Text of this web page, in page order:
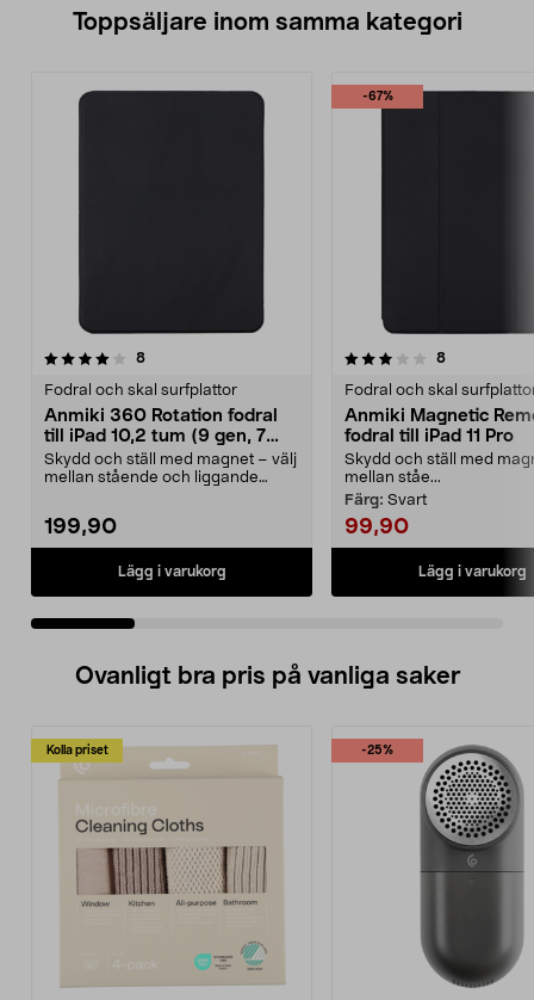
Toppsäljare inom samma kategori
8recensioner
Fodral och skal surfplattor
Anmiki 360 Rotation fodral
till iPad 10,2 tum (9 gen, 7
gen, 8 gen)
Skydd och ställ med magnet – välj
mellan stående och liggande
199,90
Lägg i varukorg
-67%
3.5 av 5 stjärnor 8recensioner
Fodral och skal
Anmiki Magnetic
fodral till iPad 11 Pro
Skydd och ställ med
mellan ståe...
Färg: Svart
99,90
Lägg i varukorg
2.5 av 5 stjärnor
Ovanligt bra pris på vanliga saker
Kolla priset -25%